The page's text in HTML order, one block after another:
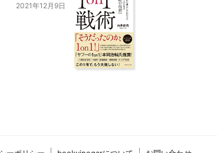
2021年12月9日